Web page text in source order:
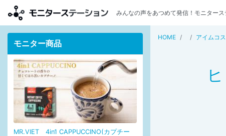
みんなの声をあつめて発信！モニタース
HOME アイムコ
モニター商品
MR.VIET 4in1 CAPPUCCINO(カプチー